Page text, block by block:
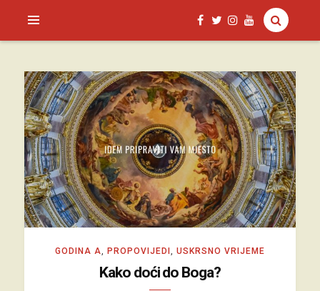
SAGUD.XYZ
GODINA A PROPOVIJEDI USKRSNO VRIJEME
Kako doći do Boga?